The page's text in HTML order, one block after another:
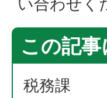
この記
税務課